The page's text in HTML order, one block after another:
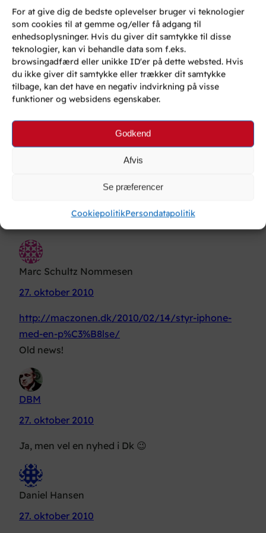
For at give dig de bedste oplevelser bruger vi teknologier
som cookies til at gemme og/eller få adgang til
enhedsoplysninger. Hvis du giver dit samtykke til disse
teknologier, kan vi behandle data som f.eks.
browsingadfærd eller unikke ID'er på dette websted. Hvis
du ikke giver dit samtykke eller trækker dit samtykke
tilbage, kan det have en negativ indvirkning på visse
funktioner og websidens egenskaber.
Godkend
Afvis
Se præferencer
CookiepolitikPersondatapolitik
Se video på Facebook fra lanceringen afårets
Gadget her!
Have Fun!
Del dette:
0 svar til “iPhone-Pølsen,
Årets Uundværlige Gadget til
den der næsten har alt!”
Marc Schultz Nommesen
27. oktober 2010
http://maczonen.dk/2010/02/14/styr-iphone-
med-en-p%C3%B8lse/
Old news!
DBM
27. oktober 2010
Ja, men vel en nyhed i Dk 😉
Daniel Hansen
27. oktober 2010